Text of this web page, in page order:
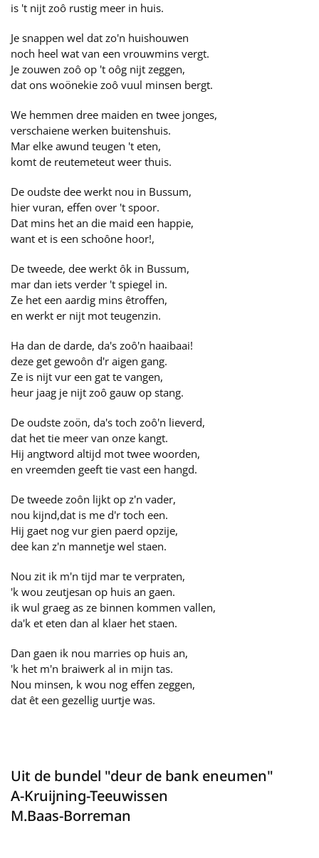
is 't nijt zoô rustig meer in huis.
Je snappen wel dat zo'n huishouwen
noch heel wat van een vrouwmins vergt.
Je zouwen zoô op 't oôg nijt zeggen,
dat ons woönekie zoô vuul minsen bergt.
We hemmen dree maiden en twee jonges,
verschaiene werken buitenshuis.
Mar elke awund teugen 't eten,
komt de reutemeteut weer thuis.
De oudste dee werkt nou in Bussum,
hier vuran, effen over 't spoor.
Dat mins het an die maid een happie,
want et is een schoône hoor!,
De tweede, dee werkt ôk in Bussum,
mar dan iets verder 't spiegel in.
Ze het een aardig mins êtroffen,
en werkt er nijt mot teugenzin.
Ha dan de darde, da's zoô'n haaibaai!
deze get gewoôn d'r aigen gang.
Ze is nijt vur een gat te vangen,
heur jaag je nijt zoô gauw op stang.
De oudste zoön, da's toch zoô'n lieverd,
dat het tie meer van onze kangt.
Hij angtword altijd mot twee woorden,
en vreemden geeft tie vast een hangd.
De tweede zoôn lijkt op z'n vader,
nou kijnd,dat is me d'r toch een.
Hij gaet nog vur gien paerd opzije,
dee kan z'n mannetje wel staen.
Nou zit ik m'n tijd mar te verpraten,
'k wou zeutjesan op huis an gaen.
ik wul graeg as ze binnen kommen vallen,
da'k et eten dan al klaer het staen.
Dan gaen ik nou marries op huis an,
'k het m'n braiwerk al in mijn tas.
Nou minsen, k wou nog effen zeggen,
dat êt een gezellig uurtje was.
Uit de bundel "deur de bank eneumen"
A-Kruijning-Teeuwissen
M.Baas-Borreman